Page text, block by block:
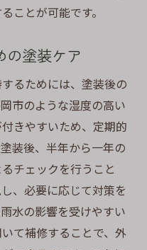
ことが可能です。
の塗装ケア
るためには、塗装後の
市のような湿度の高い
きやすいため、定期的
装後、半年から一年の
チェックを行うこと
、必要に応じて対策を
水の影響を受けやすい
て補修することで、外